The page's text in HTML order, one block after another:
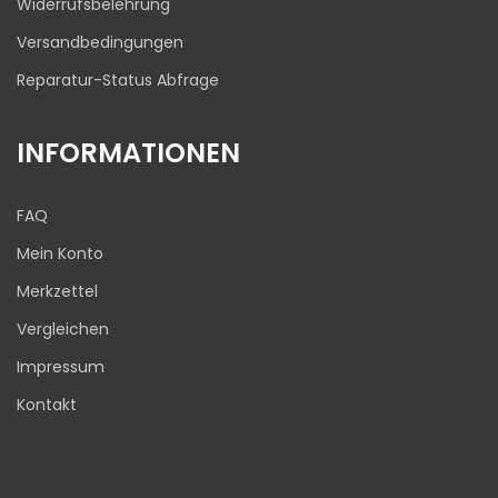
Versandbedingungen
Reparatur-Status Abfrage
INFORMATIONEN
FAQ
Mein Konto
Merkzettel
Vergleichen
Impressum
Kontakt